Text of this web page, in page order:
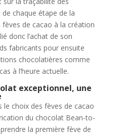
chaque étape de la
de cacao à la création
donc l’achat de son
fabricants pour ensuite
chocolatières comme
à l’heure actuelle.
exceptionnel, une
le choix des fèves de cacao
du chocolat Bean-to-
la première fève de